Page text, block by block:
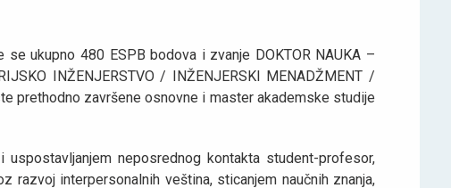
ukupno 480 ESPB bodova i zvanje DOKTOR NAUKA –
INŽENJERSTVO / INŽENJERSKI MENADŽMENT /
prethodno završene osnovne i master akademske studije
neposrednog kontakta student-profesor,
razvoj interpersonalnih veština, sticanjem naučnih znanja,